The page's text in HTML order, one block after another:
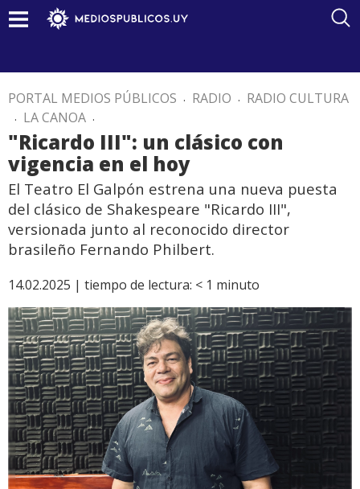
PORTAL MEDIOS PÚBLICOS . RADIO . RADIO CULTURA
. LA CANOA .
"Ricardo III": un clásico con
vigencia en el hoy
El Teatro El Galpón estrena una nueva puesta
del clásico de Shakespeare "Ricardo III",
versionada junto al reconocido director
brasileño Fernando Philbert.
14.02.2025 | tiempo de lectura: < 1 minuto